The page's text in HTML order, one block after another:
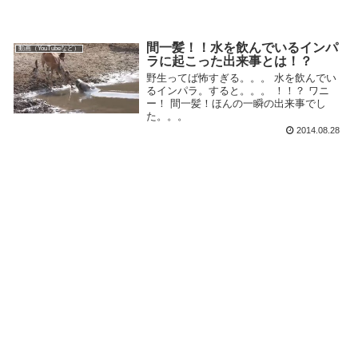
動画（YouTubeなど）
間一髪！！水を飲んでいるインパ
ラに起こった出来事とは！？
野生ってば怖すぎる。。。 水を飲んでい
るインパラ。すると。。。 ！！？ ワニ
ー！ 間一髪！ほんの一瞬の出来事でし
た。。。
2014.08.28